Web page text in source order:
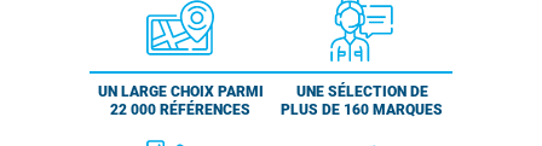
UN LARGE CHOIX PARMI
22 000 RÉFÉRENCES
UNE SÉLECTION DE
PLUS DE 160 MARQUES